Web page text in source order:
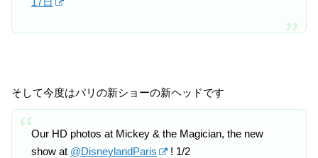
そして今度はパリの新ショーの新ヘッドです
Our HD photos at Mickey & the Magician, the new
show at @DisneylandParis
! 1/2